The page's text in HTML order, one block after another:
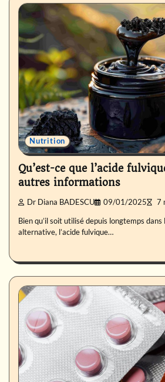
Nutrition
Qu’est-ce que l’acide
autres informations
Dr Diana BADESCU 09/01/2025 7
Bien qu’il soit utilisé depuis longtemps
alternative, l’acide fulvique…